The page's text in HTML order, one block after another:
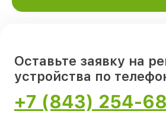
Оставьте заявку на
устройства по
+7 (843) 254-